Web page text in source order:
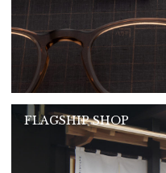
FLAGSHIP SHOP